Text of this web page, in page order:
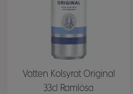
Vatten Kolsyrat Original
33cl Ramlösa